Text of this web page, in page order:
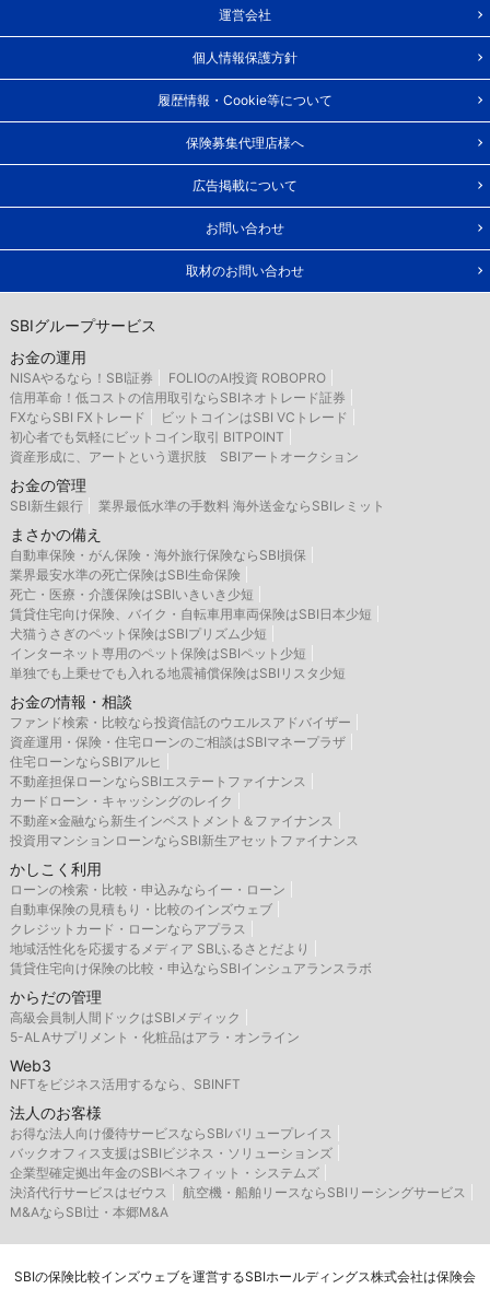
運営会社
個人情報保護方針
履歴情報・Cookie等について
保険募集代理店様へ
広告掲載について
お問い合わせ
取材のお問い合わせ
SBIグループサービス
お金の運用
NISAやるなら！SBI証券
FOLIOのAI投資 ROBOPRO
信用革命！低コストの信用取引ならSBIネオトレード証券
FXならSBI FXトレード
ビットコインはSBI VCトレード
初心者でも気軽にビットコイン取引 BITPOINT
資産形成に、アートという選択肢 SBIアートオークション
お金の管理
SBI新生銀行 業界最低水準の手数料 海外送金ならSBIレミット
まさかの備え
自動車保険・がん保険・海外旅行保険ならSBI損保
業界最安水準の死亡保険はSBI生命保険
死亡・医療・介護保険はSBIいきいき少短
賃貸住宅向け保険、バイク・自転車用車両保険はSBI日本少短
犬猫うさぎのペット保険はSBIプリズム少短
インターネット専用のペット保険はSBIペット少短
単独でも上乗せでも入れる地震補償保険はSBIリスタ少短
お金の情報・相談
ファンド検索・比較なら投資信託のウエルスアドバイザー
資産運用・保険・住宅ローンのご相談はSBIマネープラザ
住宅ローンならSBIアルヒ
不動産担保ローンならSBIエステートファイナンス
カードローン・キャッシングのレイク
不動産×金融なら新生インベストメント＆ファイナンス
投資用マンションローンならSBI新生アセットファイナンス
かしこく利用
ローンの検索・比較・申込みならイー・ローン
自動車保険の見積もり・比較のインズウェブ
クレジットカード・ローンならアプラス
地域活性化を応援するメディア SBIふるさとだより
賃貸住宅向け保険の比較・申込ならSBIインシュアランスラボ
からだの管理
高級会員制人間ドックはSBIメディック
5-ALAサプリメント・化粧品はアラ・オンライン
Web3
NFTをビジネス活用するなら、SBINFT
法人のお客様
お得な法人向け優待サービスならSBIバリュープレイス
バックオフィス支援はSBIビジネス・ソリューションズ
企業型確定拠出年金のSBIベネフィット・システムズ
決済代行サービスはゼウス
航空機・船舶リースならSBIリーシングサービス
M&AならSBI辻・本郷M&A
SBIの保険比較インズウェブを運営するSBIホールディングス株式会社は保険会